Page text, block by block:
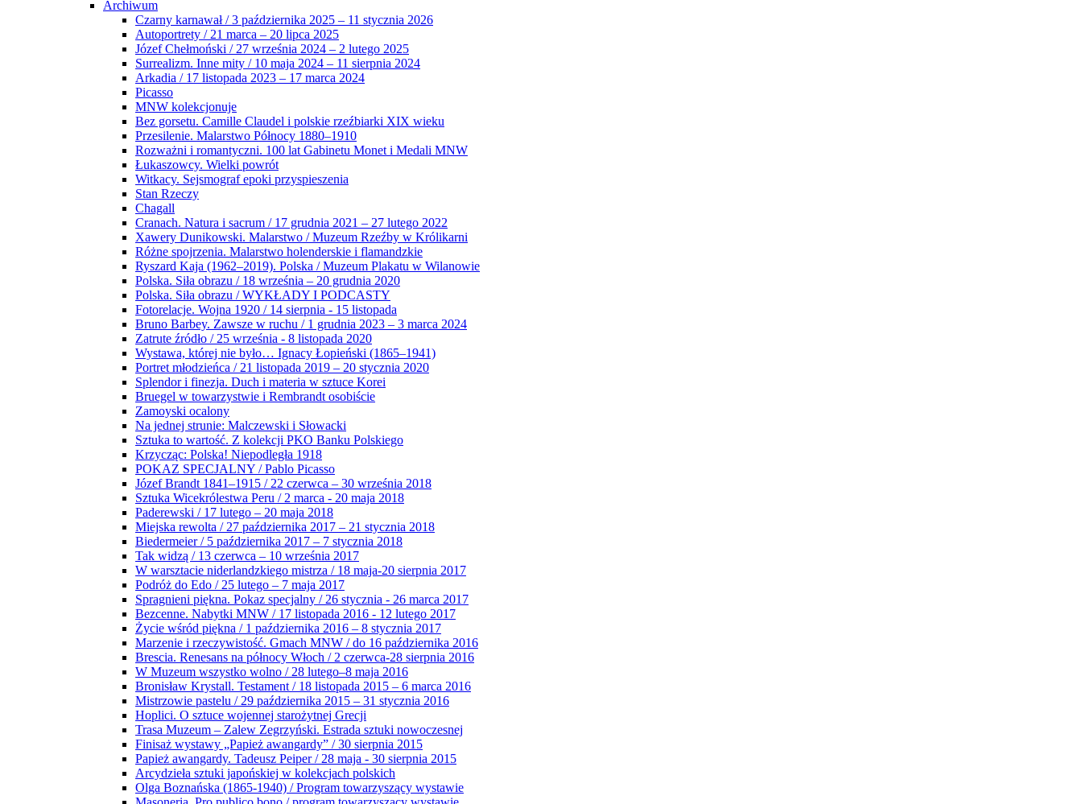
Archiwum
Czarny karnawał / 3 października 2025 – 11 stycznia 2026
Autoportrety / 21 marca – 20 lipca 2025
Józef Chełmoński / 27 września 2024 – 2 lutego 2025
Surrealizm. Inne mity / 10 maja 2024 – 11 sierpnia 2024
Arkadia / 17 listopada 2023 – 17 marca 2024
Picasso
MNW kolekcjonuje
Bez gorsetu. Camille Claudel i polskie rzeźbiarki XIX wieku
Przesilenie. Malarstwo Północy 1880–1910
Rozważni i romantyczni. 100 lat Gabinetu Monet i Medali MNW
Łukaszowcy. Wielki powrót
Witkacy. Sejsmograf epoki przyspieszenia
Stan Rzeczy
Chagall
Cranach. Natura i sacrum / 17 grudnia 2021 – 27 lutego 2022
Xawery Dunikowski. Malarstwo / Muzeum Rzeźby w Królikarni
Różne spojrzenia. Malarstwo holenderskie i flamandzkie
Ryszard Kaja (1962–2019). Polska / Muzeum Plakatu w Wilanowie
Polska. Siła obrazu / 18 września – 20 grudnia 2020
Polska. Siła obrazu / WYKŁADY I PODCASTY
Fotorelacje. Wojna 1920 / 14 sierpnia - 15 listopada
Bruno Barbey. Zawsze w ruchu / 1 grudnia 2023 – 3 marca 2024
Zatrute źródło / 25 września - 8 listopada 2020
Wystawa, której nie było… Ignacy Łopieński (1865–1941)
Portret młodzieńca / 21 listopada 2019 – 20 stycznia 2020
Splendor i finezja. Duch i materia w sztuce Korei
Bruegel w towarzystwie i Rembrandt osobiście
Zamoyski ocalony
Na jednej strunie: Malczewski i Słowacki
Sztuka to wartość. Z kolekcji PKO Banku Polskiego
Krzycząc: Polska! Niepodległa 1918
POKAZ SPECJALNY / Pablo Picasso
Józef Brandt 1841–1915 / 22 czerwca – 30 września 2018
Sztuka Wicekrólestwa Peru / 2 marca - 20 maja 2018
Paderewski / 17 lutego – 20 maja 2018
Miejska rewolta / 27 października 2017 – 21 stycznia 2018
Biedermeier / 5 października 2017 – 7 stycznia 2018
Tak widzą / 13 czerwca – 10 września 2017
W warsztacie niderlandzkiego mistrza / 18 maja-20 sierpnia 2017
Podróż do Edo / 25 lutego – 7 maja 2017
Spragnieni piękna. Pokaz specjalny / 26 stycznia - 26 marca 2017
Bezcenne. Nabytki MNW / 17 listopada 2016 - 12 lutego 2017
Życie wśród piękna / 1 października 2016 – 8 stycznia 2017
Marzenie i rzeczywistość. Gmach MNW / do 16 października 2016
Brescia. Renesans na północy Włoch / 2 czerwca-28 sierpnia 2016
W Muzeum wszystko wolno / 28 lutego–8 maja 2016
Bronisław Krystall. Testament / 18 listopada 2015 – 6 marca 2016
Mistrzowie pastelu / 29 października 2015 – 31 stycznia 2016
Hoplici. O sztuce wojennej starożytnej Grecji
Trasa Muzeum – Zalew Zegrzyński. Estrada sztuki nowoczesnej
Finisaż wystawy „Papież awangardy” / 30 sierpnia 2015
Papież awangardy. Tadeusz Peiper / 28 maja - 30 sierpnia 2015
Arcydzieła sztuki japońskiej w kolekcjach polskich
Olga Boznańska (1865-1940) / Program towarzyszący wystawie